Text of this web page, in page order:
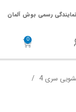
نمایندگی رسمی بوش آلمان
سری 4